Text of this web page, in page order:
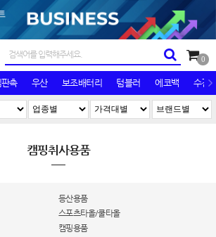
0
촉 우산 보조배터리 텀블러 에코백 수건/
캠핑취사용품
등산용품
스포츠타올/쿨타올
캠핑용품